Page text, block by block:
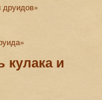
друидов»
кулака и